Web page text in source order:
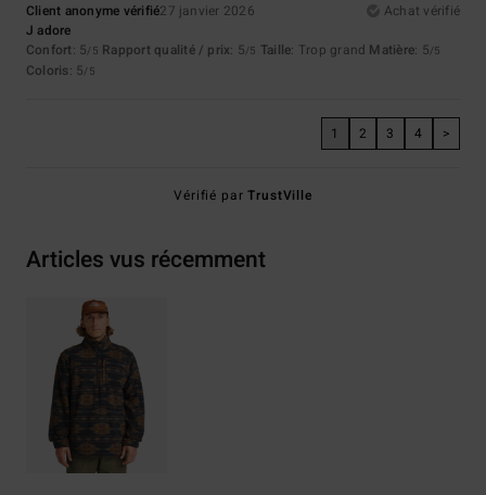
Client anonyme vérifié27 janvier 2026
Achat vérifié
J adore
Confort: 5/5 Rapport qualité / prix: 5/5 Taille: Trop grand Matière: 5/5
Coloris: 5/5
1 2 3 4 >
Vérifié parTrustVille
Articles vus récemment